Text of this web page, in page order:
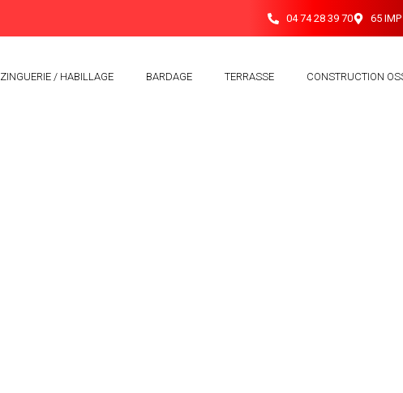
04 74 28 39 70 65
ZINGUERIE / HABILLAGE BARDAGE TERRASSE CONSTRUCTION